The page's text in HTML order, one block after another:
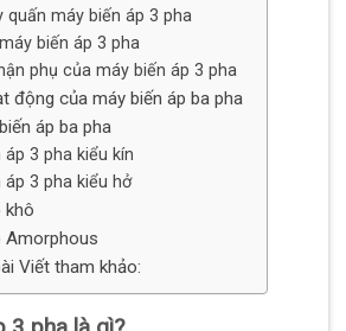
quấn máy biến áp 3 pha
biến áp 3 pha
phụ của máy biến áp 3 pha
động của máy biến áp ba pha
áp ba pha
áp 3 pha kiểu kín
áp 3 pha kiểu hở
khô
Amorphous
Viết tham khảo: